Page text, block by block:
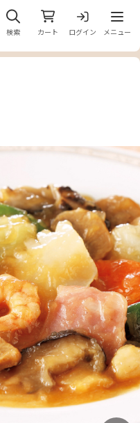
検索 カート ログイン
メニ
メニュー